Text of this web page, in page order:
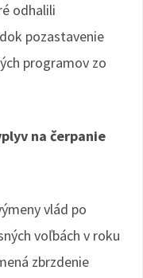
odhalili
pozastavenie
programov zo
na čerpanie
vlád po
voľbách v roku
zbrzdenie